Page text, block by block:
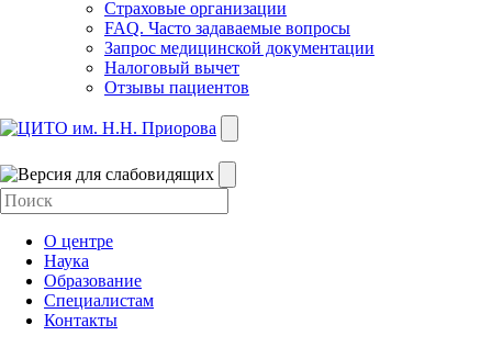
Страховые организации
FAQ. Часто задаваемые вопросы
Запрос медицинской документации
Налоговый вычет
Отзывы пациентов
О центре
Наука
Образование
Специалистам
Контакты